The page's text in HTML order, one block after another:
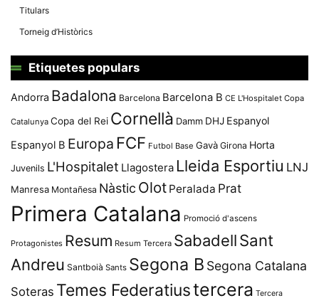
Titulars
Torneig d’Històrics
Etiquetes populars
Andorra Badalona Barcelona Barcelona B CE L'Hospitalet Copa
Catalunya Copa del Rei Cornellà Damm DHJ Espanyol
Espanyol B Europa FCF Futbol Base Gavà Girona Horta
Juvenils L'Hospitalet Llagostera Lleida Esportiu LNJ
Manresa Montañesa Nàstic Olot Peralada Prat
Primera Catalana Promoció d'ascens
Protagonistes Resum Resum Tercera SabadellSant
Andreu Santboià Sants Segona B Segona Catalana
Soteras Temes Federatiustercera Tercera